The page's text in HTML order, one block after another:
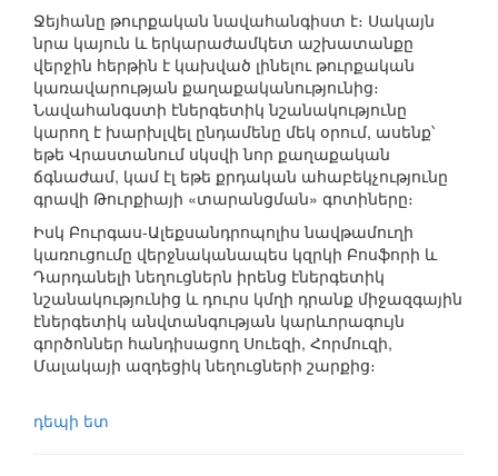
Ջեյհանը թուրքական նավահանգիստ է։ Սակայն
նրա կայուն և երկարաժամկետ աշխատանքը
վերջին հերթին է կախված լինելու թուրքական
կառավարության քաղաքականությունից։
Նավահանգստի էներգետիկ նշանակությունը
կարող է խարխլվել ընդամենը մեկ օրում, ասենք՝
եթե Վրաստանում սկսվի նոր քաղաքական
ճգնաժամ, կամ էլ եթե քրդական ահաբեկչությունը
գրավի Թուրքիայի «տարանցման» գոտիները։
Իսկ Բուրգաս-Ալեքսանդրոպոլիս նավթամուղի
կառուցումը վերջնականապես կզրկի Բոսֆորի և
Դարդանելի նեղուցներն իրենց էներգետիկ
նշանակությունից և դուրս կմղի դրանք միջազգային
էներգետիկ անվտանգության կարևորագույն
գործոններ հանդիսացող Սուեզի, Հորմուզի,
Մալակայի ազդեցիկ նեղուցների շարքից։
դեպի ետ